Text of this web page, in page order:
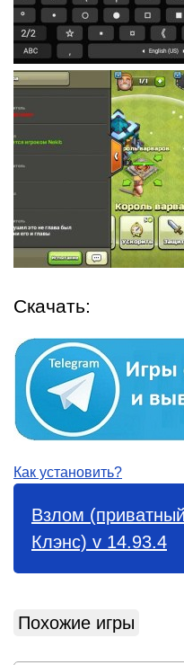
Скачать:
Как установить?
Взлом
Клэнс) v 14.93.4
Похожие игры